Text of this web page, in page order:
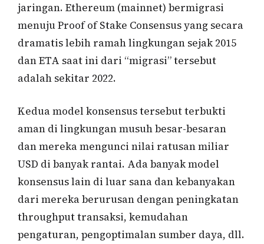
jaringan. Ethereum (mainnet) bermigrasi
menuju Proof of Stake Consensus yang secara
dramatis lebih ramah lingkungan sejak 2015
dan ETA saat ini dari “migrasi” tersebut
adalah sekitar 2022.
Kedua model konsensus tersebut terbukti
aman di lingkungan musuh besar-besaran
dan mereka mengunci nilai ratusan miliar
USD di banyak rantai. Ada banyak model
konsensus lain di luar sana dan kebanyakan
dari mereka berurusan dengan peningkatan
throughput transaksi, kemudahan
pengaturan, pengoptimalan sumber daya, dll.